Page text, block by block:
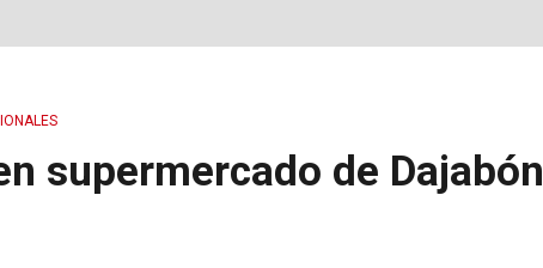
supermercado de Dajabón